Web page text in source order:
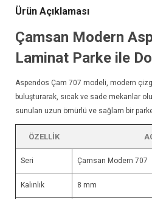
Ürün Açıklaması
Çamsan Modern
Laminat Parke ile
Aspendos Çam 707 modeli, modern
buluşturarak, sıcak ve sade mekanlar
sunulan uzun ömürlü ve sağlam bir
ÖZELLIK
Seri Çamsan Modern 707
Kalınlık 8 mm